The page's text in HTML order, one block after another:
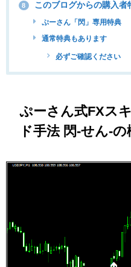
8 このブログからの購入者
ぷーさん「閃」専用特典
通常特典もあります
必ずご確認ください
ぷーさん式FXス
ド手法 閃-せん-の